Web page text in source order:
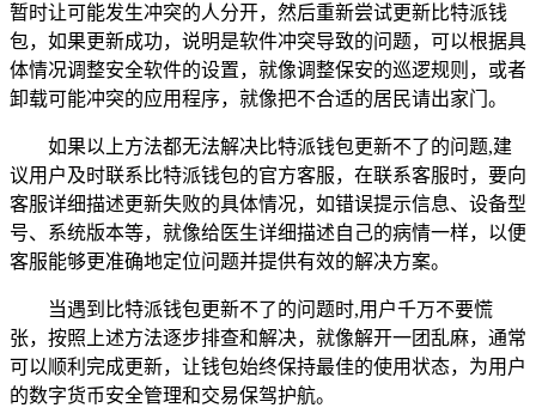
暂时让可能发生冲突的人分开，然后重新尝试更新比特派钱
包，如果更新成功，说明是软件冲突导致的问题，可以根据具
体情况调整安全软件的设置，就像调整保安的巡逻规则，或者
卸载可能冲突的应用程序，就像把不合适的居民请出家门。
如果以上方法都无法解决比特派钱包更新不了的问题,建
议用户及时联系比特派钱包的官方客服，在联系客服时，要向
客服详细描述更新失败的具体情况，如错误提示信息、设备型
号、系统版本等，就像给医生详细描述自己的病情一样，以便
客服能够更准确地定位问题并提供有效的解决方案。
当遇到比特派钱包更新不了的问题时,用户千万不要慌
张，按照上述方法逐步排查和解决，就像解开一团乱麻，通常
可以顺利完成更新，让钱包始终保持最佳的使用状态，为用户
的数字货币安全管理和交易保驾护航。